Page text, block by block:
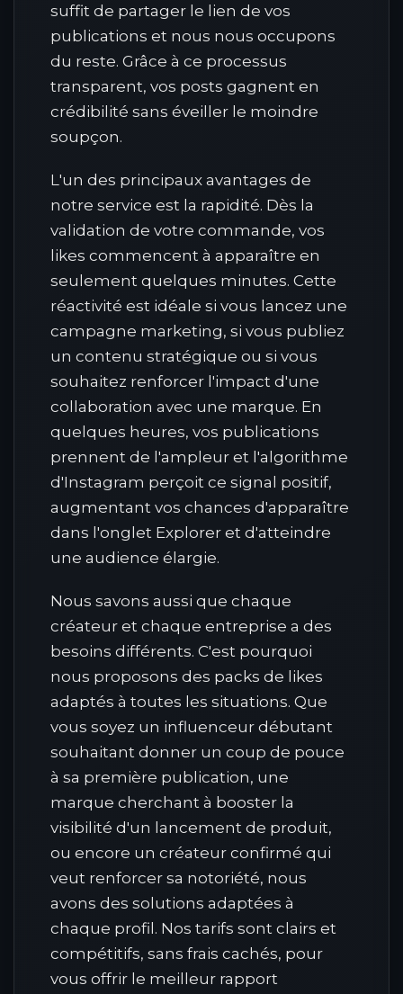
suffit de partager le lien de vos
publications et nous nous occupons
du reste. Grâce à ce processus
transparent, vos posts gagnent en
crédibilité sans éveiller le moindre
soupçon.
L'un des principaux avantages de
notre service est la rapidité. Dès la
validation de votre commande, vos
likes commencent à apparaître en
seulement quelques minutes. Cette
réactivité est idéale si vous lancez une
campagne marketing, si vous publiez
un contenu stratégique ou si vous
souhaitez renforcer l'impact d'une
collaboration avec une marque. En
quelques heures, vos publications
prennent de l'ampleur et l'algorithme
d'Instagram perçoit ce signal positif,
augmentant vos chances d'apparaître
dans l'onglet Explorer et d'atteindre
une audience élargie.
Nous savons aussi que chaque
créateur et chaque entreprise a des
besoins différents. C'est pourquoi
nous proposons des packs de likes
adaptés à toutes les situations. Que
vous soyez un influenceur débutant
souhaitant donner un coup de pouce
à sa première publication, une
marque cherchant à booster la
visibilité d'un lancement de produit,
ou encore un créateur confirmé qui
veut renforcer sa notoriété, nous
avons des solutions adaptées à
chaque profil. Nos tarifs sont clairs et
compétitifs, sans frais cachés, pour
vous offrir le meilleur rapport